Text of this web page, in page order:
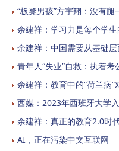
“板凳男孩”方宇翔：没有腿
余建祥：学习力是每个学
余建祥：中国需要从基础
青年人“失业”自救：执着
余建祥：教育中的“荷兰病
西媒：2023年西班牙大学
余建祥：真正的教育2.0时
AI，正在污染中文互联网